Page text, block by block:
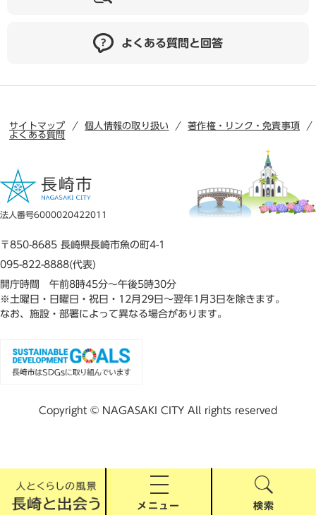
メニュー 検索
よくある質問と回答
サイトマップ 個人情報の取り扱い
著作権・リンク・免責事項
よくある質問
法人番号6000020422011
〒850-8685 長崎県長崎市魚の町4-1
095-822-8888(代表)
開庁時間 午前8時45分～午後5時30分
※土曜日・日曜日・祝日・12月29日～翌年1月3日を除きます。
なお、施設・部署によって異なる場合があります。
Copyright © NAGASAKI CITY All rights reserved